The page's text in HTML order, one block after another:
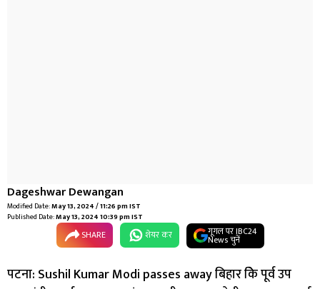
Dageshwar Dewangan
Modified Date:May 13, 2024 / 11:26 pm IST
Published Date:May 13, 2024 10:39 pm IST
SHARE शेयर कर गूगल पर IBC24
News चुनें
पटना: Sushil Kumar Modi passes away बिहार किे पूर्व उप